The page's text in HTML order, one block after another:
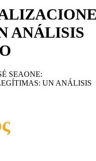
ANÁLISIS
SEAONE:
UN ANÁLISIS